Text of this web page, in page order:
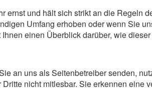
ernst und hält sich strikt an die Regeln
Umfang erhoben oder wenn Sie
einen Überblick darüber, wie
an uns als Seitenbetreiber senden,
nicht mitlesbar. Sie erkennen eine